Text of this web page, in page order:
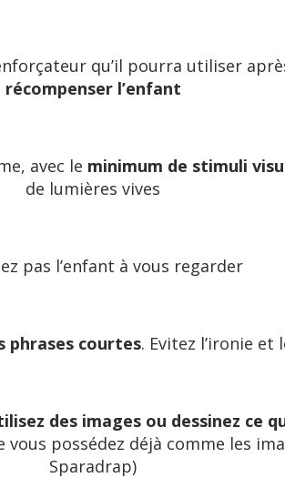
qu’il pourra utiliser
récompenser l’enfant
avec le minimum de stimuli
de lumières vives
pas l’enfant à vous regarder
phrases courtes. Evitez l’ironie et
des images ou dessinez ce
possédez déjà comme les
Sparadrap)